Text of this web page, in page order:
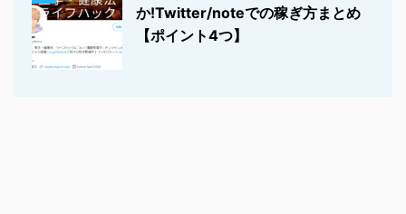
か!Twitter/noteでの稼ぎ方まとめ
【ポイント4つ】